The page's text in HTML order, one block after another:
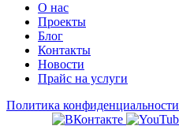
О нас
Проекты
Блог
Контакты
Новости
Прайс на услуги
Политика конфиденциальности